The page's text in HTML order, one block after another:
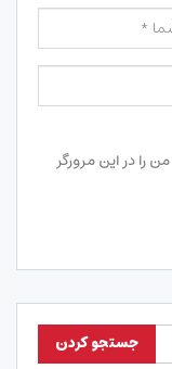
را در این مرورگر